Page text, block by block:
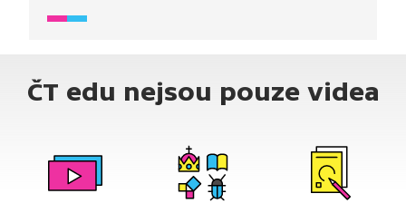
ČT edu nejsou pouze videa